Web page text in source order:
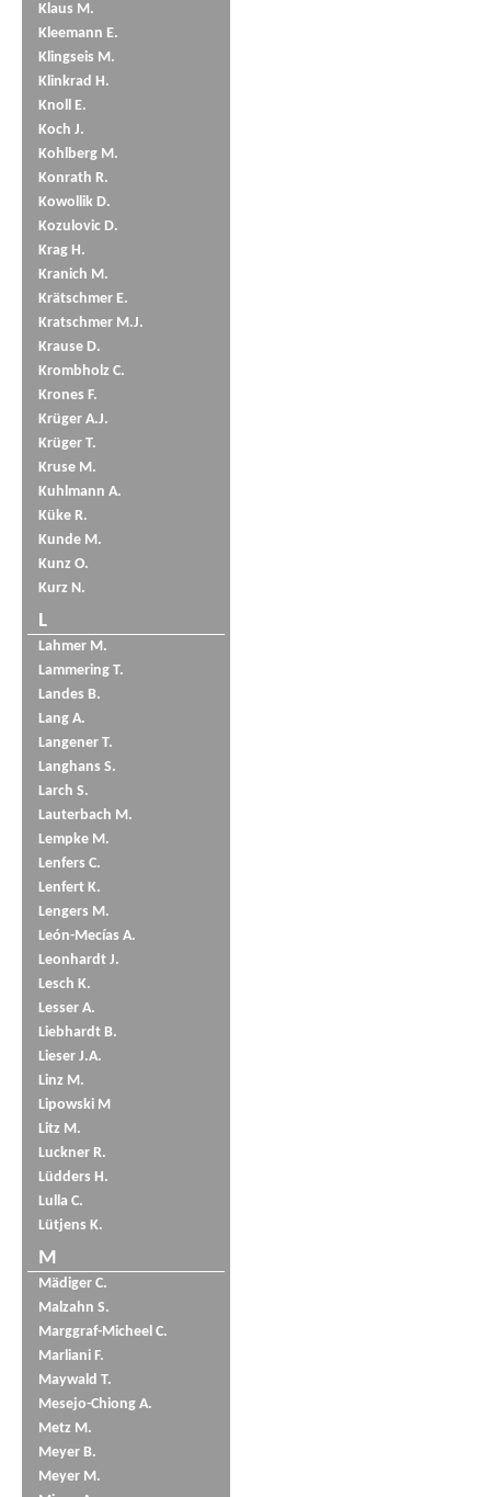
Klaus M.
Kleemann E.
Klingseis M.
Klinkrad H.
Knoll E.
Koch J.
Kohlberg M.
Konrath R.
Kowollik D.
Kozulovic D.
Krag H.
Kranich M.
Krätschmer E.
Kratschmer M.J.
Krause D.
Krombholz C.
Krones F.
Krüger A.J.
Krüger T.
Kruse M.
Kuhlmann A.
Küke R.
Kunde M.
Kunz O.
Kurz N.
L
Lahmer M.
Lammering T.
Landes B.
Lang A.
Langener T.
Langhans S.
Larch S.
Lauterbach M.
Lempke M.
Lenfers C.
Lenfert K.
Lengers M.
León-Mecías A.
Leonhardt J.
Lesch K.
Lesser A.
Liebhardt B.
Lieser J.A.
Linz M.
Lipowski M
Litz M.
Luckner R.
Lüdders H.
Lulla C.
Lütjens K.
M
Mädiger C.
Malzahn S.
Marggraf-Micheel C.
Marliani F.
Maywald T.
Mesejo-Chiong A.
Metz M.
Meyer B.
Meyer M.